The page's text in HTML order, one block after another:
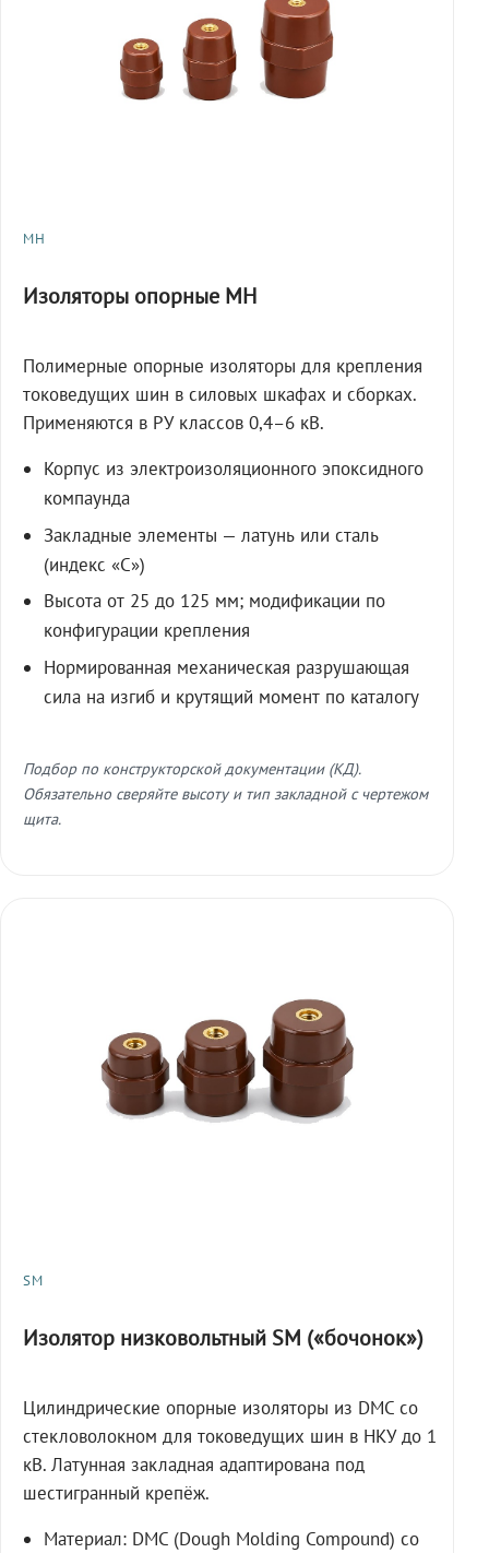
МН
Изоляторы опорные МН
Полимерные опорные изоляторы для крепления
токоведущих шин в силовых шкафах и сборках.
Применяются в РУ классов 0,4–6 кВ.
Корпус из электроизоляционного эпоксидного
компаунда
Закладные элементы — латунь или сталь
(индекс «С»)
Высота от 25 до 125 мм; модификации по
конфигурации крепления
Нормированная механическая разрушающая
сила на изгиб и крутящий момент по каталогу
Подбор по конструкторской документации (КД).
Обязательно сверяйте высоту и тип закладной с чертежом
щита.
SM
Изолятор низковольтный SM («бочонок»)
Цилиндрические опорные изоляторы из DMC со
стекловолокном для токоведущих шин в НКУ до 1
кВ. Латунная закладная адаптирована под
шестигранный крепёж.
Материал: DMC (Dough Molding Compound) со